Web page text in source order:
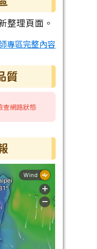
整理頁面。
專區完整內容
質
網路狀態